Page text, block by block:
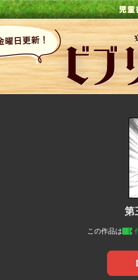
第
この作品は